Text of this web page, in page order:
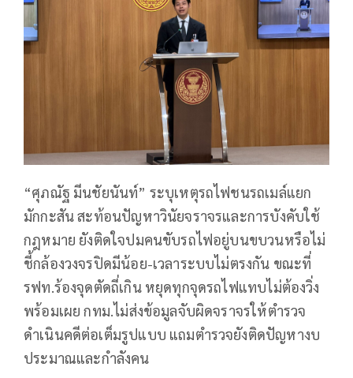
“ศุภณัฐ มีนชัยนันท์” ระบุเหตุรถไฟชนรถเมล์แยก
มักกะสัน สะท้อนปัญหาวินัยจราจรและการบังคับใช้
กฎหมาย ยังติดใจปมคนขับรถไฟอยู่บนขบวนหรือไม่
ชี้กล้องวงจรปิดมีน้อย-เวลาระบบไม่ตรงกัน ขณะที่
รฟท.ร้องจุดตัดถี่เกิน หยุดทุกจุดรถไฟแทบไม่ต้องวิ่ง
พร้อมเผย กทม.ไม่ส่งข้อมูลจับผิดจราจรให้ตำรวจ
ดำเนินคดีต่อเต็มรูปแบบ แถมตำรวจยังติดปัญหางบ
ประมาณและกำลังคน